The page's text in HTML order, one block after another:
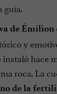
guía.
de Émilion
y
hace
roca. La
de la